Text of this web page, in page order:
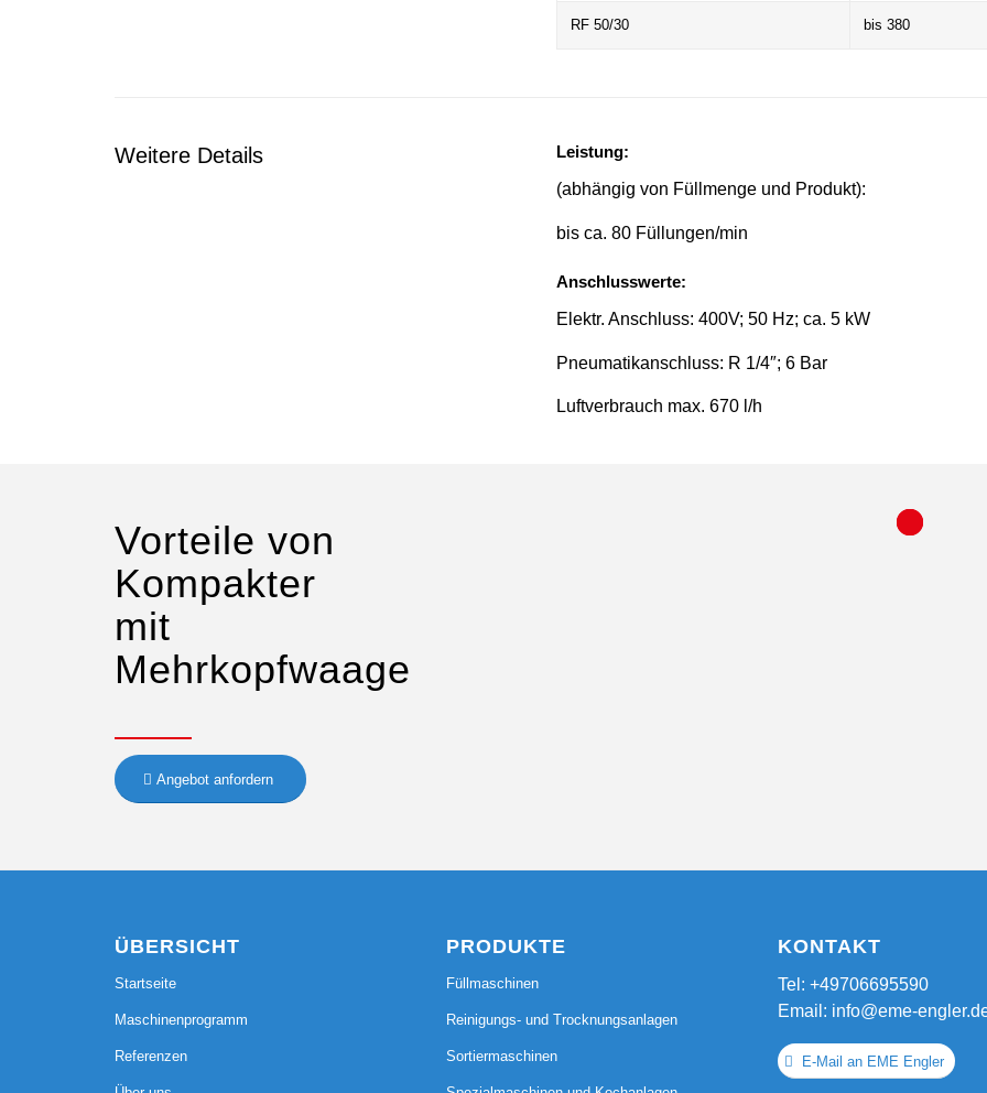
RF 50/30 bis 380
Weitere Details Leistung:
(abhängig von Füllmenge und Produkt):
bis ca. 80 Füllungen/min
Anschlusswerte:
Elektr. Anschluss: 400V; 50 Hz; ca. 5 kW
Pneumatikanschluss: R 1/4″; 6 Bar
Luftverbrauch max. 670 l/h
Vorteile von
Kompakter
mit
Mehrkopfwaage
Angebot anfordern
ÜBERSICHT
Startseite
Maschinenprogramm
Referenzen
PRODUKTE
Füllmaschinen
Reinigungs- und Trocknungsanlagen
Sortiermaschinen
KONTAKT
Tel: +49706695590
Email: info@eme-
E-Mail an EME Engler